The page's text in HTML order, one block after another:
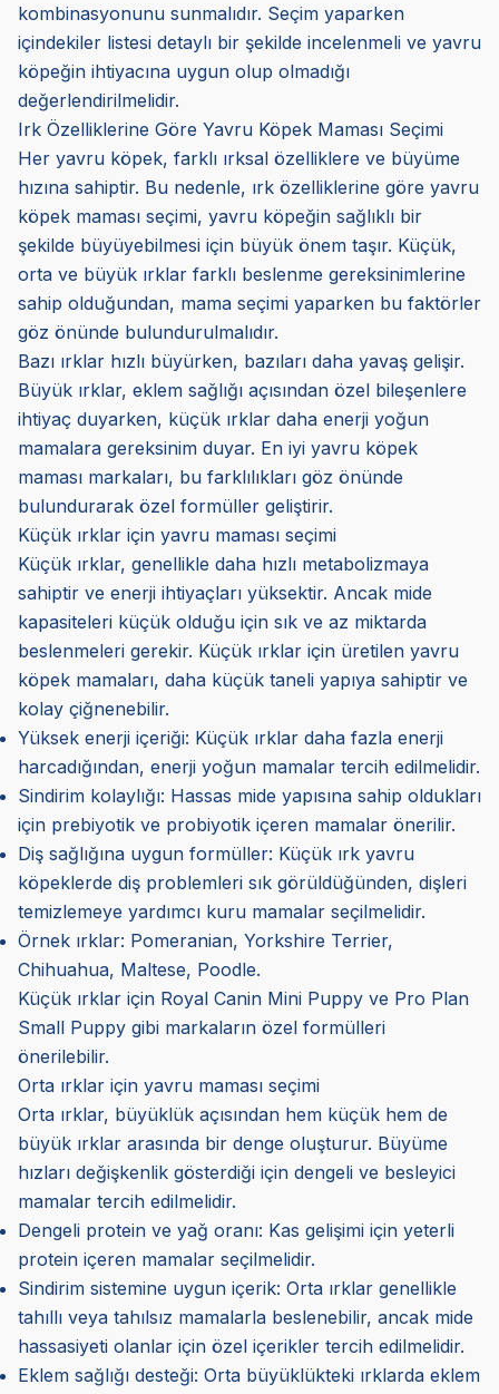
kombinasyonunu sunmalıdır. Seçim yaparken
içindekiler listesi detaylı bir şekilde incelenmeli ve yavru
köpeğin ihtiyacına uygun olup olmadığı
değerlendirilmelidir.
Irk Özelliklerine Göre Yavru Köpek Maması Seçimi
Her yavru köpek, farklı ırksal özelliklere ve büyüme
hızına sahiptir. Bu nedenle, ırk özelliklerine göre yavru
köpek maması seçimi, yavru köpeğin sağlıklı bir
şekilde büyüyebilmesi için büyük önem taşır. Küçük,
orta ve büyük ırklar farklı beslenme gereksinimlerine
sahip olduğundan, mama seçimi yaparken bu faktörler
göz önünde bulundurulmalıdır.
Bazı ırklar hızlı büyürken, bazıları daha yavaş gelişir.
Büyük ırklar, eklem sağlığı açısından özel bileşenlere
ihtiyaç duyarken, küçük ırklar daha enerji yoğun
mamalara gereksinim duyar. En iyi yavru köpek
maması markaları, bu farklılıkları göz önünde
bulundurarak özel formüller geliştirir.
Küçük ırklar için yavru maması seçimi
Küçük ırklar, genellikle daha hızlı metabolizmaya
sahiptir ve enerji ihtiyaçları yüksektir. Ancak mide
kapasiteleri küçük olduğu için sık ve az miktarda
beslenmeleri gerekir. Küçük ırklar için üretilen yavru
köpek mamaları, daha küçük taneli yapıya sahiptir ve
kolay çiğnenebilir.
Yüksek enerji içeriği: Küçük ırklar daha fazla enerji
harcadığından, enerji yoğun mamalar tercih edilmelidir.
Sindirim kolaylığı: Hassas mide yapısına sahip oldukları
için prebiyotik ve probiyotik içeren mamalar önerilir.
Diş sağlığına uygun formüller: Küçük ırk yavru
köpeklerde diş problemleri sık görüldüğünden, dişleri
temizlemeye yardımcı kuru mamalar seçilmelidir.
Örnek ırklar: Pomeranian, Yorkshire Terrier,
Chihuahua, Maltese, Poodle.
Küçük ırklar için Royal Canin Mini Puppy ve Pro Plan
Small Puppy gibi markaların özel formülleri
önerilebilir.
Orta ırklar için yavru maması seçimi
Orta ırklar, büyüklük açısından hem küçük hem de
büyük ırklar arasında bir denge oluşturur. Büyüme
hızları değişkenlik gösterdiği için dengeli ve besleyici
mamalar tercih edilmelidir.
Dengeli protein ve yağ oranı: Kas gelişimi için yeterli
protein içeren mamalar seçilmelidir.
Sindirim sistemine uygun içerik: Orta ırklar genellikle
tahıllı veya tahılsız mamalarla beslenebilir, ancak mide
hassasiyeti olanlar için özel içerikler tercih edilmelidir.
Eklem sağlığı desteği: Orta büyüklükteki ırklarda eklem